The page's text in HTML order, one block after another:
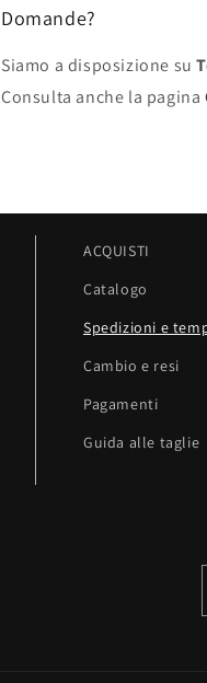
Domande?
Siamo a disposizione su
Consulta anche la pagina
ACQUISTI
Catalogo
Spedizioni e
Cambio e resi
Pagamenti
Guida alle taglie